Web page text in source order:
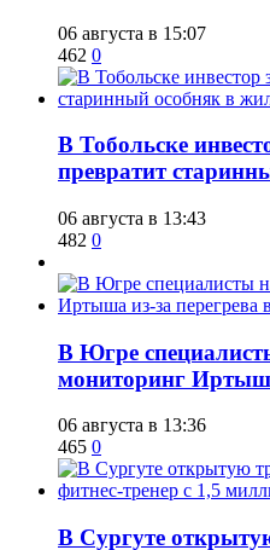
06 августа в 15:07
462 0
В Тобольске
превратит
06 августа в 13:43
482 0
В Югре
мониторинг
06 августа в 13:36
465 0
В Сургуте